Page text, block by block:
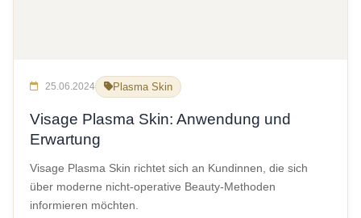
25.06.2024 Plasma Skin
Visage Plasma Skin: Anwendung und
Erwartung
Visage Plasma Skin richtet sich an Kundinnen, die sich
über moderne nicht-operative Beauty-Methoden
informieren möchten.